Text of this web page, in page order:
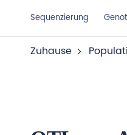
Sequenzierung
Zuhause